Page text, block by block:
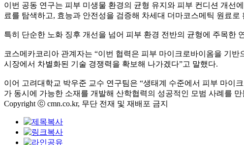
이번 공동 연구는 피부 미생물 환경의 균형 유지와 피부 컨디션 개선
료를 탐색하고, 효능과 안전성을 검증해 차세대 더마코스메틱 원료
특히 단순한 노화 징후 개선을 넘어 피부 환경 전반의 균형에 주목한
코스메카코리아 관계자는 “이번 협력은 피부 마이크로바이옴을 기
시장에서 차별화된 기술 경쟁력을 확보해 나가겠다”고 말했다.
이어 고려대학교 박우준 교수 연구팀은 “생태계 수준에서 피부 마이
가 동시에 가능한 소재를 개발해 산학협력의 성공적인 모범 사례를
Copyright ⓒ cmn.co.kr, 무단 전재 및 재배포 금지